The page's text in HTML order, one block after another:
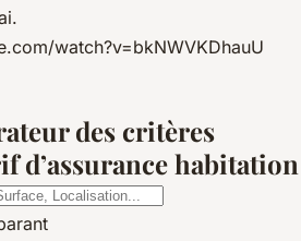
watch?v=bkNWVKDhauU
des critères
d’assurance habitation